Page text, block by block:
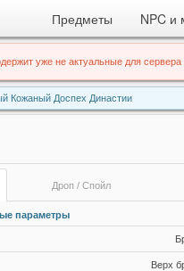
Предметы NPC и
уже не актуальные для сервера
Кожаный Доспех Династии
Дроп / Спойл
параметры
Верх